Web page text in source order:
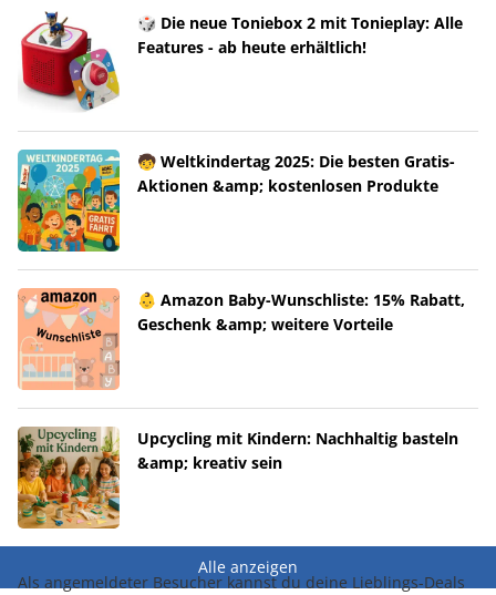
🎲 Die neue Toniebox 2 mit Tonieplay: Alle
Features - ab heute erhältlich!
🧒 Weltkindertag 2025: Die besten Gratis-
Aktionen &amp; kostenlosen Produkte
👶 Amazon Baby-Wunschliste: 15% Rabatt,
Geschenk &amp; weitere Vorteile
Upcycling mit Kindern: Nachhaltig basteln
&amp; kreativ sein
Alle anzeigen
Als angemeldeter Besucher kannst du deine Lieblings-Deals